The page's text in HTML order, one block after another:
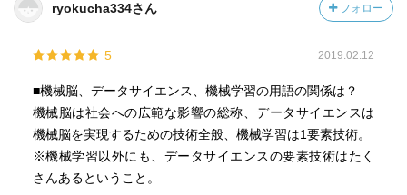
ryokucha334さん フォロー
5 2019.02.12
■機械脳、データサイエンス、機械学習の用語の関係は？
機械脳は社会への広範な影響の総称、データサイエンスは
機械脳を実現するための技術全般、機械学習は1要素技術。
※機械学習以外にも、データサイエンスの要素技術はたく
さんあるということ。